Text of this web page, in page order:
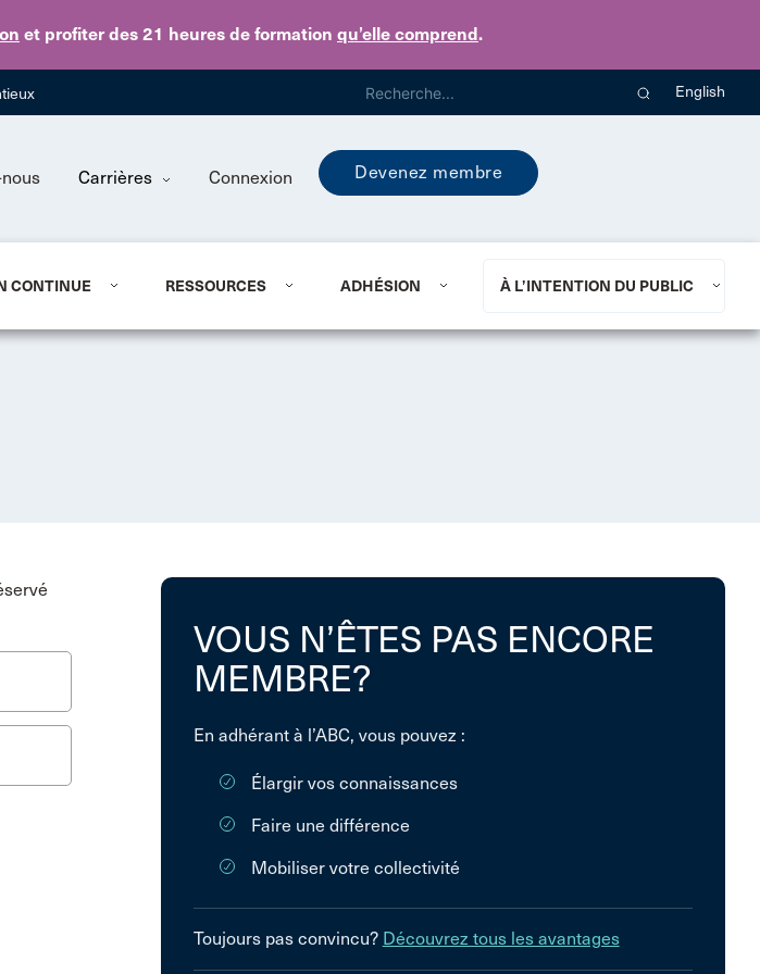
et profiter des 21 heures de formation qu’elle comprend.
Skip to main content
English
Carrières Connexion Devenez membre
CONTINUE RESSOURCES ADHÉSION À L’INTENTION DU PUBLIC
VOUS N’ÊTES PAS ENCORE
MEMBRE?
En adhérant à l’ABC, vous pouvez :
Élargir vos connaissances
Faire une différence
Mobiliser votre collectivité
Toujours pas convincu? Découvrez tous les avantages